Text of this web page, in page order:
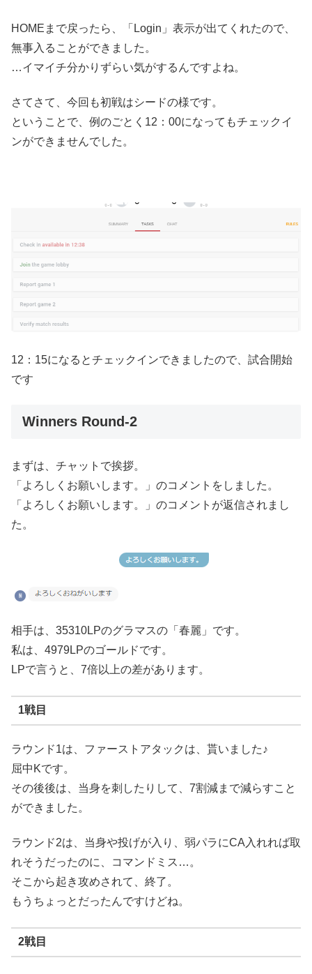
HOMEまで戻ったら、「Login」表示が出てくれたので、
無事入ることができました。
…イマイチ分かりずらい気がするんですよね。
さてさて、今回も初戦はシードの様です。
ということで、例のごとく12：00になってもチェックイ
ンができませんでした。
12：15になるとチェックインできましたので、試合開始
です
Winners Round-2
まずは、チャットで挨拶。
「よろしくお願いします。」のコメントをしました。
「よろしくお願いします。」のコメントが返信されまし
た。
相手は、35310LPのグラマスの「春麗」です。
私は、4979LPのゴールドです。
LPで言うと、7倍以上の差があります。
1戦目
ラウンド1は、ファーストアタックは、貰いました♪
屈中Kです。
その後後は、当身を刺したりして、7割減まで減らすこと
ができました。
ラウンド2は、当身や投げが入り、弱パラにCA入れれば取
れそうだったのに、コマンドミス…。
そこから起き攻めされて、終了。
もうちょっとだったんですけどね。
2戦目